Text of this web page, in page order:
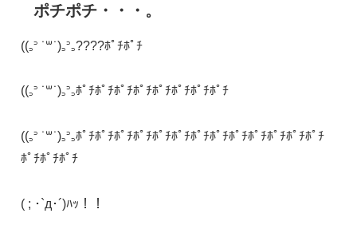
ポチポチ・・・。
((꜆꜄ ˙꒳˙)꜆꜄꜆????ﾎﾟﾁﾎﾟﾁ
((꜆꜄ ˙꒳˙)꜆꜄꜆ﾎﾟﾁﾎﾟﾁﾎﾟﾁﾎﾟﾁﾎﾟﾁﾎﾟﾁﾎﾟﾁﾎﾟﾁ
((꜆꜄ ˙꒳˙)꜆꜄꜆ﾎﾟﾁﾎﾟﾁﾎﾟﾁﾎﾟﾁﾎﾟﾁﾎﾟﾁﾎﾟﾁﾎﾟﾁﾎﾟﾁﾎﾟﾁﾎﾟﾁﾎﾟﾁﾎﾟﾁ
ﾎﾟﾁﾎﾟﾁﾎﾟﾁ
( ; ･`д･´)ﾊｯ！！